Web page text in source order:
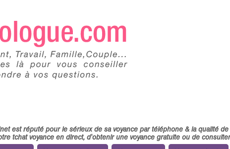
est réputé pour le sérieux de sa voyance par téléphone & la qualité
tchat voyance en direct, d'obtenir une voyance gratuite ou de